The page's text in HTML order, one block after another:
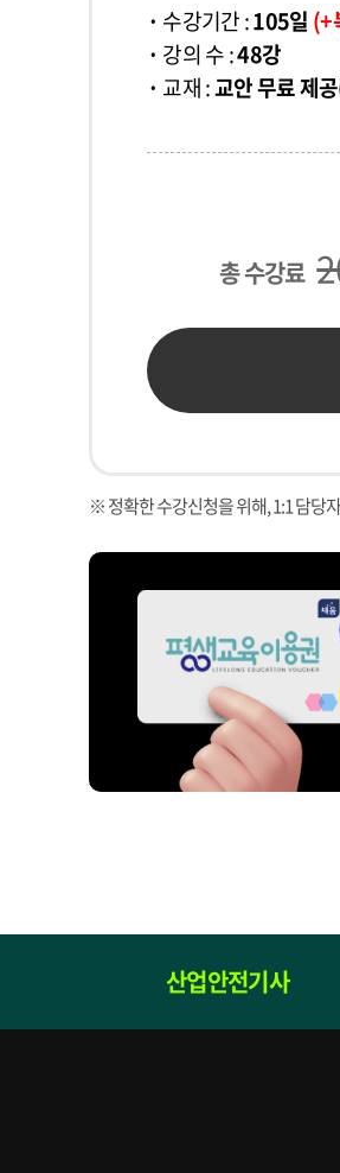
수강기간 :105일 (+
강의 수 :48강
교재 :교안 무료 제
총 수강료
※ 정확한 수강신청을 위해, 1:1 담당
산업안전기사